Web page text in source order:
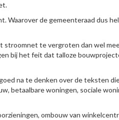
de gemeenteraad dus
stroomnet te vergroten dan wel
bij het feit dat talloze
na te denken over de teksten die
betaalbare woningen, sociale
ombouw van